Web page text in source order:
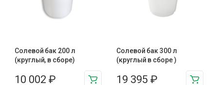
Солевой бак 200 л
(круглый, в сборе)
10 002 ₽
Солевой бак 300 л
(круглый в сборе )
19 395 ₽